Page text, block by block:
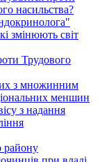
насильства?
змінюють світ
Трудового
з множинним
меншин
з надання
району